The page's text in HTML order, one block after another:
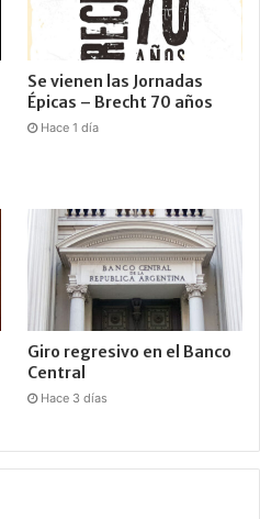
Se vienen las Jornadas
Épicas – Brecht 70 años
Hace 1 día
Giro regresivo en el Banco
Central
Hace 3 días